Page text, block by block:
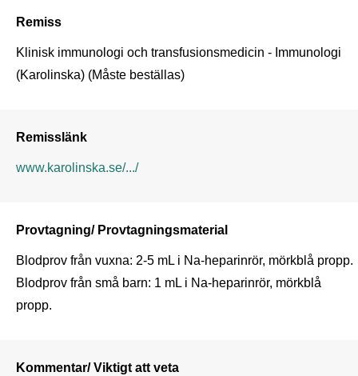
Remiss
Klinisk immunologi och transfusionsmedicin - Immunologi
(Karolinska) (Måste beställas)
Remisslänk
www.karolinska.se/.../
Provtagning/ Provtagningsmaterial
Blodprov från vuxna: 2-5 mL i Na-heparinrör, mörkblå propp.
Blodprov från små barn: 1 mL i Na-heparinrör, mörkblå
propp.
Kommentar/ Viktigt att veta